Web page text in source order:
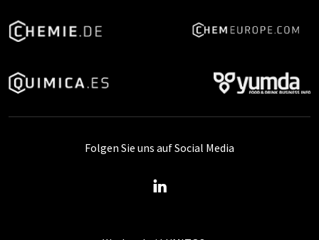
Folgen Sie uns auf Social Media